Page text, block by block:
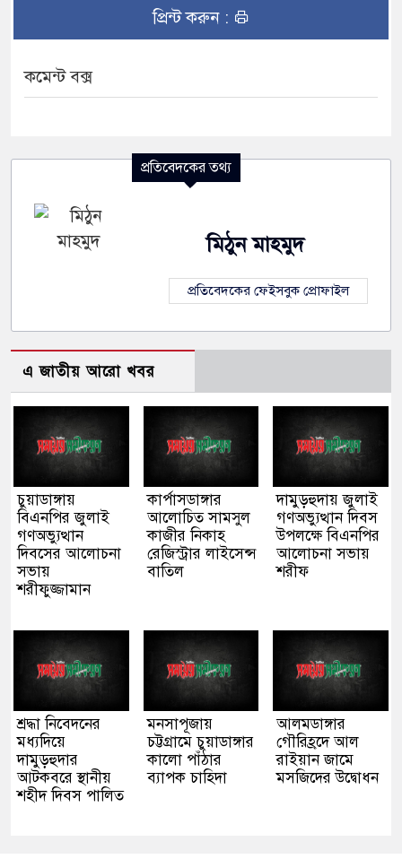
প্রিন্ট করুন :
কমেন্ট বক্স
প্রতিবেদকের তথ্য
মিঠুন মাহমুদ
প্রতিবেদকের ফেইসবুক প্রোফাইল
এ জাতীয় আরো খবর
চুয়াডাঙ্গায়
বিএনপির জুলাই
গণঅভ্যুত্থান
দিবসের আলোচনা
সভায়
শরীফুজ্জামান
কার্পাসডাঙ্গার
আলোচিত সামসুল
কাজীর নিকাহ
রেজিস্ট্রার লাইসেন্স
বাতিল
দামুড়হুদায় জুলাই
গণঅভ্যুত্থান দিবস
উপলক্ষে বিএনপির
আলোচনা সভায়
শরীফ
শ্রদ্ধা নিবেদনের
মধ্যদিয়ে
দামুড়হুদার
আটকবরে স্থানীয়
শহীদ দিবস পালিত
মনসাপূজায়
চট্টগ্রামে চুয়াডাঙ্গার
কালো পাঁঠার
ব্যাপক চাহিদা
আলমডাঙ্গার
গৌরিহ্রদে আল
রাইয়ান জামে
মসজিদের উদ্বোধন